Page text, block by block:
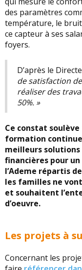
des paramètres
température, le
ce capteur à ses
foyers.
D’après le
de satisfaction
réaliser des
50%. »
Ce constat
formation continue
meilleurs
financières pour
l’Ademe répartis
les familles ne
et souhaitent
d’oeuvre.
Les projets à
Concernant les